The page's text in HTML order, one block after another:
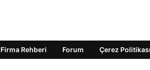
Firma Rehberi Forum Çerez Politikası